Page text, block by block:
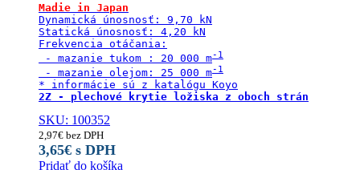
Madie in Japan
Dynamická únosnosť: 9,70 kN
Statická únosnosť: 4,20 kN
Frekvencia otáčania:
- mazanie tukom : 20 000 m
- mazanie olejom: 25 000 m
2Z - plechové krytie ložiska z oboch strán
SKU: 100352
2,97€ bez DPH
3,65€ s DPH
Pridať do košíka